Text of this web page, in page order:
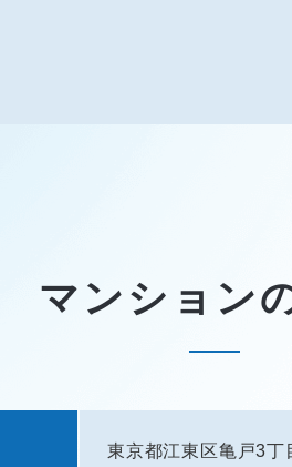
マンション
東京都江東区亀戸3丁